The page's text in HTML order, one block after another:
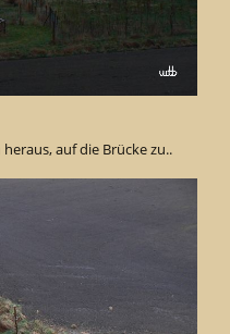
auf die Brücke zu..